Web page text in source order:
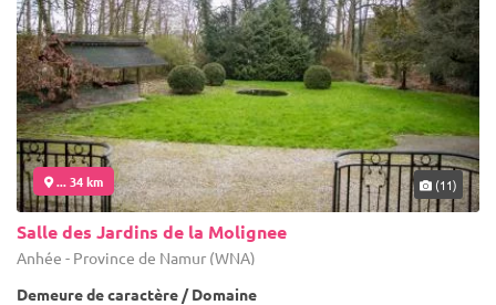
... 34 km (11)
Salle des Jardins de la Molignee
Anhée - Province de Namur (WNA)
Demeure de caractère / Domaine